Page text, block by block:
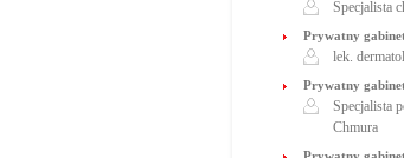
Specjalista
Prywatny
lek.
Prywatny
Specjalista
Chmura